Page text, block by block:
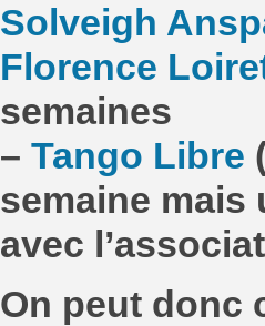
Solveigh
Florence
semaines
– Tango Libre
semaine mais
avec
On peut donc